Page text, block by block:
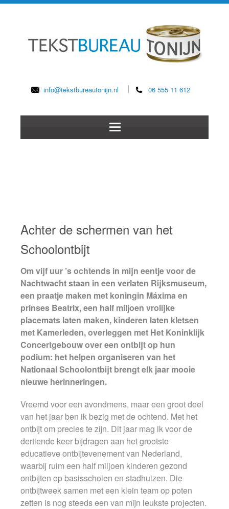
info@tekstbureautonijn.nl 06 555 11 612
Achter de schermen van het
Schoolontbijt
Om vijf uur ’s ochtends in mijn eentje voor de
Nachtwacht staan in een verlaten Rijksmuseum,
een praatje maken met koningin Máxima en
prinses Beatrix, een half miljoen vrolijke
placemats laten maken, kinderen laten kletsen
met Kamerleden, overleggen met Het Koninklijk
Concertgebouw over een ontbijt op hun
podium: het helpen organiseren van het
Nationaal Schoolontbijt brengt elk jaar mooie
nieuwe herinneringen.
Vreemd voor een avondmens, maar een groot deel
van het jaar ben ik bezig met de ochtend. Met het
ontbijt om precies te zijn. Dit jaar mag ik voor de
dertiende keer bijdragen aan het grootste
educatieve ontbijtevenement van Nederland,
waarbij ruim een half miljoen kinderen gezond
ontbijten op basisscholen en stadhuizen. Die
ontbijtweek samen met een klein team op poten
zetten is nog steeds een van mijn leukste projecten.